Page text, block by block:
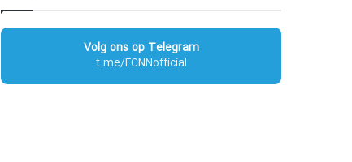
Volg ons op Telegram
t.me/FCNNofficial